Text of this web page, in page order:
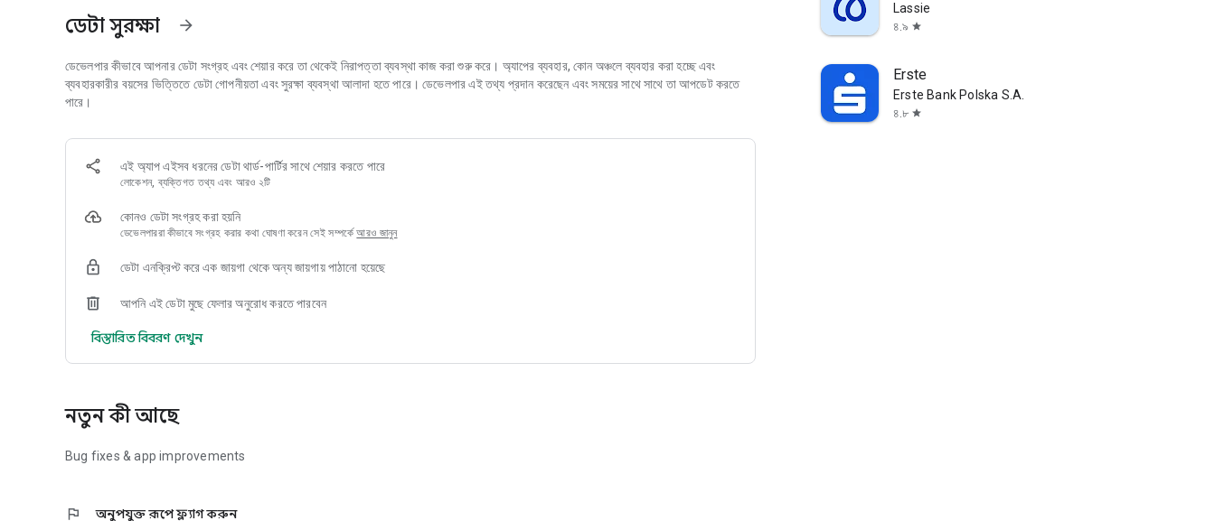
এবং যখন আপনি আমাদের সেন্টারগুলিতে যান, তখন আপনি সমস্ত স্টোরের ইন্টারেক্টিভ ম্যাপ ব্যবহার করতে পারেন যাতে আপনি কিছু মিস না করেন।
ডেটা সুরক্ষা arrow_forward
ডেভেলপার কীভাবে আপনার ডেটা সংগ্রহ এবং শেয়ার করে তা থেকেই নিরাপত্তা ব্যবস্থা কাজ করা শুরু করে। অ্যাপের ব্যবহার, কোন অঞ্চলে ব্যবহার করা হচ্ছে এবং
ব্যবহারকারীর বয়সের ভিত্তিতে ডেটা গোপনীয়তা এবং সুরক্ষা ব্যবস্থা আলাদা হতে পারে। ডেভেলপার এই তথ্য প্রদান করেছেন এবং সময়ের সাথে সাথে তা আপডেট করতে
পারে।
এই অ্যাপ এইসব ধরনের ডেটা থার্ড-পার্টির সাথে শেয়ার করতে পারে
লোকেশন, ব্যক্তিগত তথ্য এবং আরও ২টি
কোনও ডেটা সংগ্রহ করা হয়নি
ডেভেলপাররা কীভাবে সংগ্রহ করার কথা ঘোষণা করেন সেই সম্পর্কেআরও জানুন
ডেটা এনক্রিপ্ট করে এক জায়গা থেকে অন্য জায়গায় পাঠানো হয়েছে
আপনি এই ডেটা মুছে ফেলার অনুরোধ করতে পারবেন
বিস্তারিত বিবরণ দেখুন
নতুন কী আছে
Bug fixes & app improvements
flag অনুপযুক্ত রূপে ফ্ল্যাগ করুন
Lassie
৪.৯ star
Erste
Erste Bank Polska S.A.
৪.৮ star